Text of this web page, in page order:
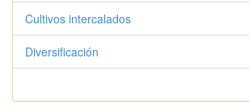
Cultivos intercalados
Diversificación